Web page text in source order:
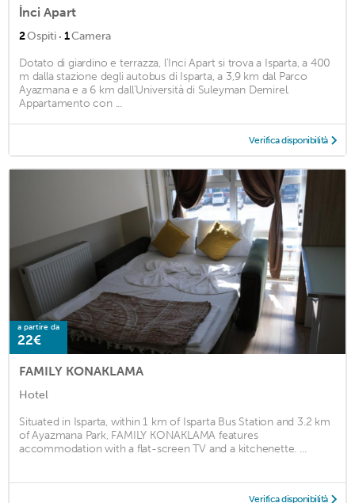
İnci Apart
2Ospiti · 1Camera
Dotato di giardino e terrazza, l'Inci Apart si trova a Isparta, a 400
m dalla stazione degli autobus di Isparta, a 3,9 km dal Parco
Ayazmana e a 6 km dall'Università di Suleyman Demirel.
Appartamento con ...
Verifica disponibilità
a partire da
22€
FAMILY KONAKLAMA
Hotel
Situated in Isparta, within 1 km of Isparta Bus Station and 3.2 km
of Ayazmana Park, FAMILY KONAKLAMA features
accommodation with a flat-screen TV and a kitchenette. ...
Verifica disponibilità